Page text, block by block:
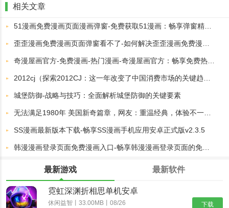
相关文章
城堡防御-战略与技巧：全面解析城堡防御的关键要素
SS漫画最新版本下载-畅享SS漫画手机应用安卓正式版v2.3.5
最新游戏 最新软件
下载
霓虹深渊折相思单机安卓
休闲益智丨33.00MB丨08/26